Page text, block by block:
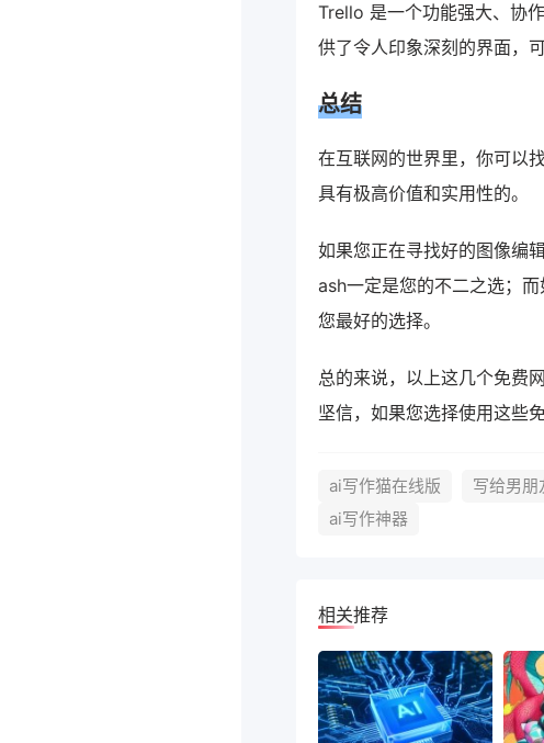
Trello 是一个功能强大、协
供了令人印象深刻的界面，
总结
在互联网的世界里，你可以
具有极高价值和实用性的。
如果您正在寻找好的图像编
ash一定是您的不二之选；
您最好的选择。
总的来说，以上这几个免费
坚信，如果您选择使用这些
ai写作猫在线版 写给男朋
ai写作神器
相关推荐